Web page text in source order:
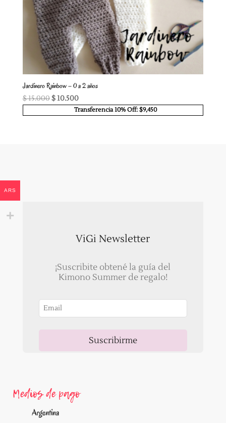
Jardinero Rainbow – 0 a 2 años
$15.000El
$10.500El
precio
Transferencia 10% Off: $9,450
ViGi Newsletter
¡Suscribite obtené la guía del
Kimono Summer de regalo!
Suscribirme
Medios de pago
ARS